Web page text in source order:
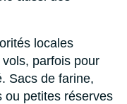
locales
parfois pour
Sacs de farine,
ou petites réserves